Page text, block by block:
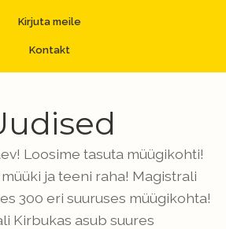
Kirjuta meile
Kontakt
Loosime tasuta müügikohti!
ja teeni raha! Magistrali
300 eri suuruses müügikohta!
Kirbukas asub suures